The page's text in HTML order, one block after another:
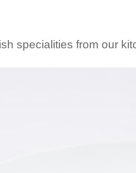
specialities from our